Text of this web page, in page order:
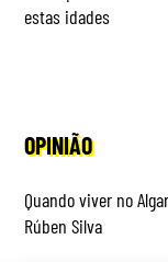
estas idades
OPINIÃO
Quando viver no
Rúben Silva